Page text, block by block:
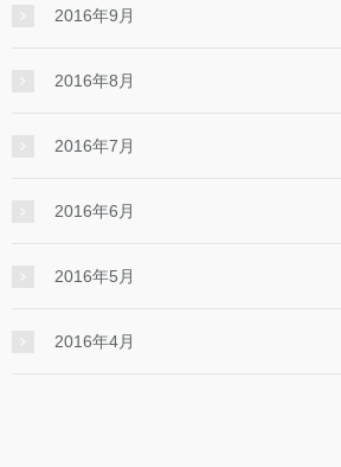
2016年9月
2016年8月
2016年7月
2016年6月
2016年5月
2016年4月